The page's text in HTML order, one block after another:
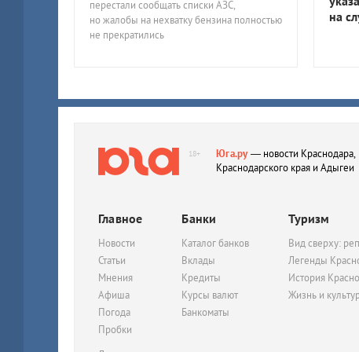
перестали сообщать списки АЗС,
но жалобы на нехватку бензина полностью
не прекратились
на
18+ Юга.ру— новости Краснодара,
Краснодарского края и Адыгеи
Главное
Новости
Статьи
Мнения
Афиша
Погода
Пробки
Банки
Каталог банков
Вклады
Кредиты
Курсы валют
Банкоматы
Туризм
Вид сверху:
Легенды
История
Жизнь и